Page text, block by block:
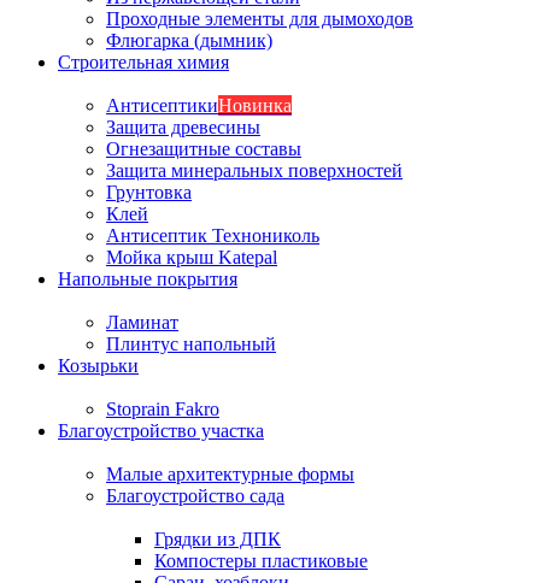
Проходные элементы для дымоходов
Флюгарка (дымник)
Строительная химия
АнтисептикиНовинка
Защита древесины
Огнезащитные составы
Защита минеральных поверхностей
Грунтовка
Клей
Антисептик Технониколь
Мойка крыш Katepal
Напольные покрытия
Ламинат
Плинтус напольный
Козырьки
Stoprain Fakro
Благоустройство участка
Малые архитектурные формы
Благоустройство сада
Грядки из ДПК
Компостеры пластиковые